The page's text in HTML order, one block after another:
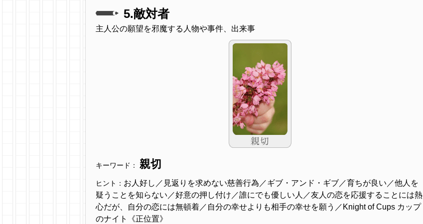
5.敵対者
主人公の願望を邪魔する人物や事件、出来事
キーワード： 親切
ヒント： お人好し／見返りを求めない慈善行為／ギブ・アンド・ギブ／育ちが良い／他人を
疑うことを知らない／好意の押し付け／誰にでも優しい人／友人の恋を応援することには熱
心だが、自分の恋には無頓着／自分の幸せよりも相手の幸せを願う／Knight of Cups カップ
のナイト《正位置》